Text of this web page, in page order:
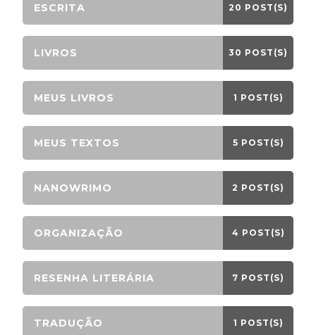
ESCRITA 20 POST(S)
LIVROS 30 POST(S)
MEUS LIVROS 1 POST(S)
MEUS TEXTOS 5 POST(S)
NANOWRIMO 2 POST(S)
ORGANIZAÇÃO 4 POST(S)
RESENHA LITERÁRIA 7 POST(S)
TRADUÇÃO 1 POST(S)